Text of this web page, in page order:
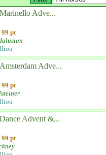
Adve...
99 pt
Adve...
99 pt
Advent &...
99 pt